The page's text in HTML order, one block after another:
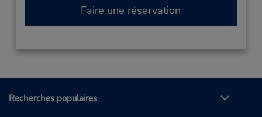
Faire une réservation
Recherches populaires